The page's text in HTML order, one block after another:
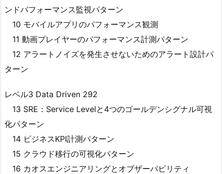
ンドパフォーマンス監視パターン
10 モバイルアプリのパフォーマンス観測
11 動画プレイヤーのパフォーマンス計測パターン
12 アラートノイズを発生させないためのアラート設計パ
ターン
レベル3 Data Driven 292
13 SRE：Service Levelと4つのゴールデンシグナル可視
化パターン
14 ビジネスKPI計測パターン
15 クラウド移行の可視化パターン
16 カオスエンジニアリングとオブザーバビリティ